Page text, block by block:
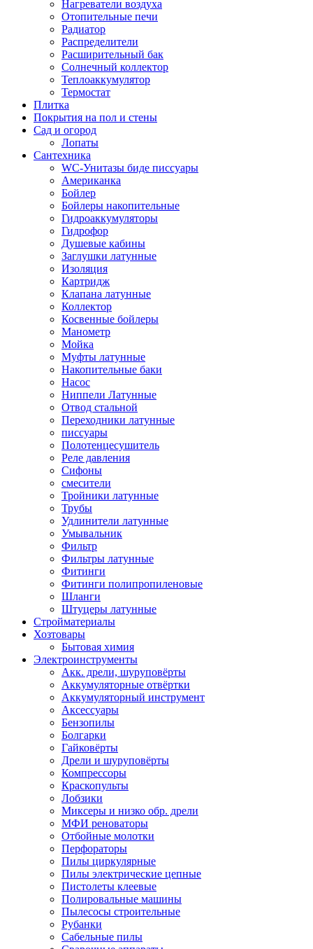
Нагреватели воздуха
Отопительные печи
Радиатор
Распределители
Расширительный бак
Солнечный коллектор
Теплоаккумулятор
Термостат
Плитка
Покрытия на пол и стены
Сад и огород
Лопаты
Сантехника
WC-Унитазы биде писсуары
Американка
Бойлер
Бойлеры накопительные
Гидроаккумуляторы
Гидрофор
Душевые кабины
Заглушки латунные
Изоляция
Картридж
Клапана латунные
Коллектор
Косвенные бойлеры
Манометр
Мойка
Муфты латунные
Накопительные баки
Насос
Ниппели Латунные
Отвод стальной
Переходники латунные
писсуары
Полотенцесушитель
Реле давления
Сифоны
смесители
Тройники латунные
Трубы
Удлинители латунные
Умывальник
Фильтр
Фильтры латунные
Фитинги
Фитинги полипропиленовые
Шланги
Штуцеры латунные
Стройматериалы
Хозтовары
Бытовая химия
Электроинструменты
Акк. дрели, шуруповёрты
Аккумуляторные отвёртки
Аккумуляторный инструмент
Аксессуары
Бензопилы
Болгарки
Гайковёрты
Дрели и шуруповёрты
Компрессоры
Краскопульты
Лобзики
Миксеры и низко обр. дрели
МФИ реноваторы
Отбойные молотки
Перфораторы
Пилы циркулярные
Пилы электрические цепные
Пистолеты клеевые
Полировальные машины
Пылесосы строительные
Рубанки
Сабельные пилы